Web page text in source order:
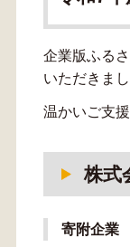
企業版ふる
いただきまし
温かいご支
株式
寄附企業